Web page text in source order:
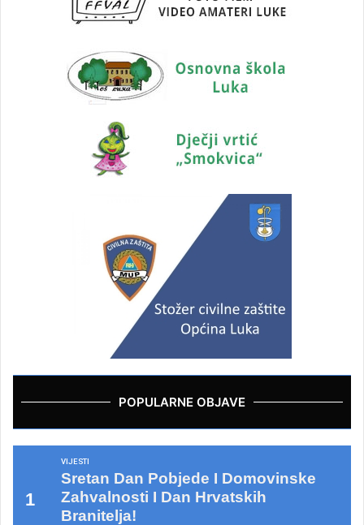
POPULARNE OBJAVE
VIJESTI
Sretan Dan Pobjede I Domovinske
Zahvalnosti I Dan Hrvatskih
Branitelja!